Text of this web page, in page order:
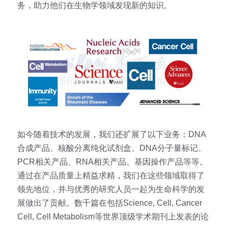
务，助力他们在生物学领域发现新的知识。
如今随着技术的发展，我们还扩展了以下业务：DNA
合成产品、核酸分离纯化试剂盒、DNA分子量标记、
PCR相关产品、RNA相关产品、基因操作产品等等。
通过在产品质量上精益求精，我们在这些领域取得了
领先地位，并与优秀的研究人员一起为生命科学的发
展做出了贡献。数千篇在包括Science, Cell, Cancer
Cell, Cell Metabolism等世界顶级学术期刊上发表的论